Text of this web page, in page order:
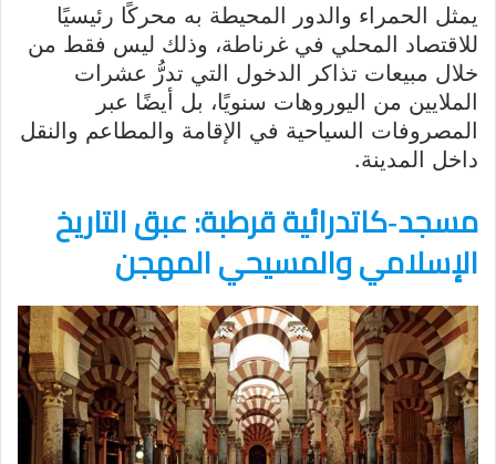
يمثل الحمراء والدور المحيطة به محركًا رئيسيًا
للاقتصاد المحلي في غرناطة، وذلك ليس فقط من
خلال مبيعات تذاكر الدخول التي تدرُّ عشرات
الملايين من اليوروهات سنويًا، بل أيضًا عبر
المصروفات السياحية في الإقامة والمطاعم والنقل
داخل المدينة.
مسجد‑كاتدرائية قرطبة: عبق التاريخ
الإسلامي والمسيحي المهجن